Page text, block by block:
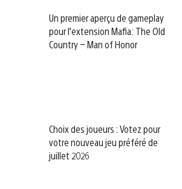
Un premier aperçu de gameplay
pour l’extension Mafia: The Old
Country – Man of Honor
Choix des joueurs : Votez pour
votre nouveau jeu préféré de
juillet 2026